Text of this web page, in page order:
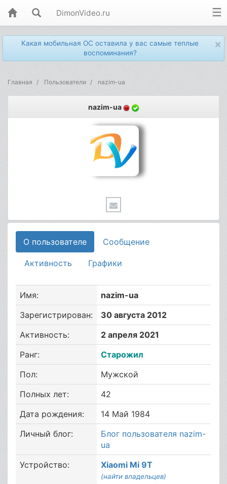
DimonVideo.ru
×
Какая мобильная ОС оставила у вас самые теплые
воспоминания?
Главная Пользователи nazim-ua
nazim-ua
О пользователе Сообщение
Активность Графики
Имя:
nazim-ua
Зарегистрирован:
30 августа 2012
Активность:
2 апреля 2021
Ранг:
Старожил
Пол:
Мужской
Полных лет:
42
Дата рождения:
14 Май 1984
Личный блог:
Блог пользователя nazim-
ua
Устройство:
Xiaomi Mi 9T
(найти владельцев)